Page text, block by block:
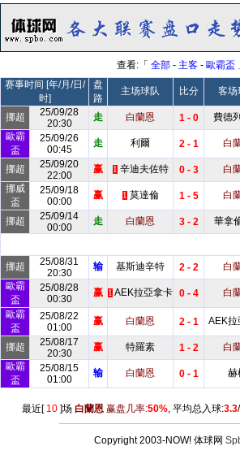
查看:「 全部- 主客- 歐霸盃
赛事时间 [年/月/日/
时]
盘
路
主场球队 比分 客场
挪超
25/09/28
20:30
走 白蘭恩 1 - 0 費德
歐霸
盃
25/09/26
00:45
走 利爾 2 - 1 白
挪超
25/09/20
22:00
赢 1 辛迪夫佐特 0 - 3 白
挪威
盃
25/09/18
00:00
赢 1 莫達倫 1 - 5 白
挪超
25/09/14
00:00
走 白蘭恩 3 - 2 華拿
挪超
25/08/31
20:30
输 基斯迪辛特 2 - 2 白
歐霸
盃
25/08/28
00:30
赢 1 AEK拉亞拿卡 0 - 4 白
歐霸
盃
25/08/22
01:00
赢 白蘭恩 2 - 1 AEK拉
挪超
25/08/17
20:30
赢 特羅素 1 - 2 白
歐霸
盃
25/08/15
01:00
输 白蘭恩 0 - 1 赫
最近[ 10]场 白蘭恩赢盘几率:50%, 平均总入球:3.3
Copyright 2003-NOW! 体球网